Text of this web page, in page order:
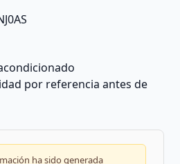
por referencia antes de
ha sido generada